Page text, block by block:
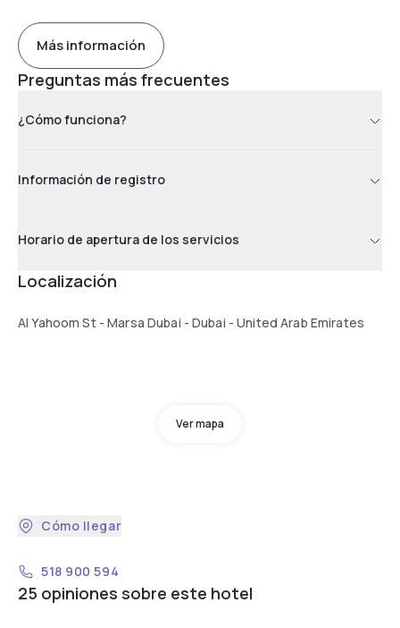
Más información
Preguntas más frecuentes
¿Cómo funciona?
Información de registro
Horario de apertura de los servicios
Localización
Al Yahoom St - Marsa Dubai - Dubai - United Arab Emirates
Ver mapa
Cómo llegar
518 900 594
25 opiniones sobre este hotel